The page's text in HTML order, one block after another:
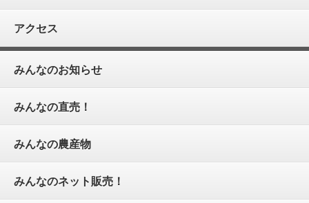
アクセス
みんなのお知らせ
みんなの直売！
みんなの農産物
みんなのネット販売！